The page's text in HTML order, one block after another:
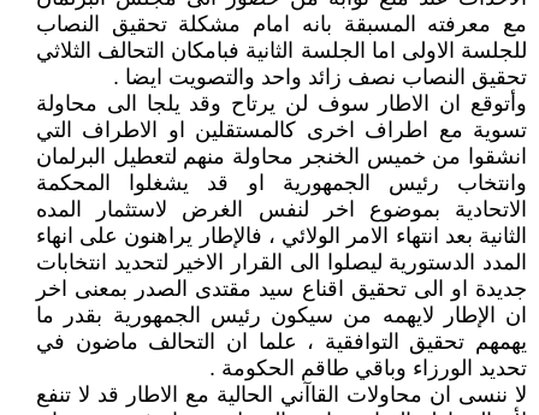
مع معرفته المسبقة بانه امام مشكلة تحقيق النصاب
للجلسة الاولى اما الجلسة الثانية فبامكان التحالف الثلاثي
تحقيق النصاب نصف زائد واحد والتصويت ايضا .
وأتوقع ان الاطار سوف لن يرتاح وقد يلجا الى محاولة
تسوية مع اطراف اخرى كالمستقلين او الاطراف التي
انشقوا من خميس الخنجر محاولة منهم لتعطيل البرلمان
وانتخاب رئيس الجمهورية او قد يشغلوا المحكمة
الاتحادية بموضوع اخر لنفس الغرض لاستثمار المده
الثانية بعد انتهاء الامر الولائي ، فالإطار يراهنون على انهاء
المدد الدستورية ليصلوا الى القرار الاخير لتحديد انتخابات
جديدة او الى تحقيق اقناع سيد مقتدى الصدر بمعنى اخر
ان الإطار لايهمه من سيكون رئيس الجمهورية بقدر ما
يهمهم تحقيق التوافقية ، علما ان التحالف ماضون في
تحديد الورزاء وباقي طاقم الحكومة .
لا ننسى ان محاولات القاآني الحالية مع الاطار قد لا تنفع